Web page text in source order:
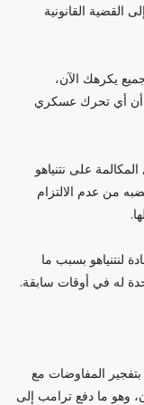
القانونية
يكرهك الآن،
أن أي تحرك عسكري
على نتنياهو
من عدم الالتزام
لنتنياهو بسبب ما
له في أوقات سابقة.
المفاوضات مع
وهو ما دفع ترامب إلى